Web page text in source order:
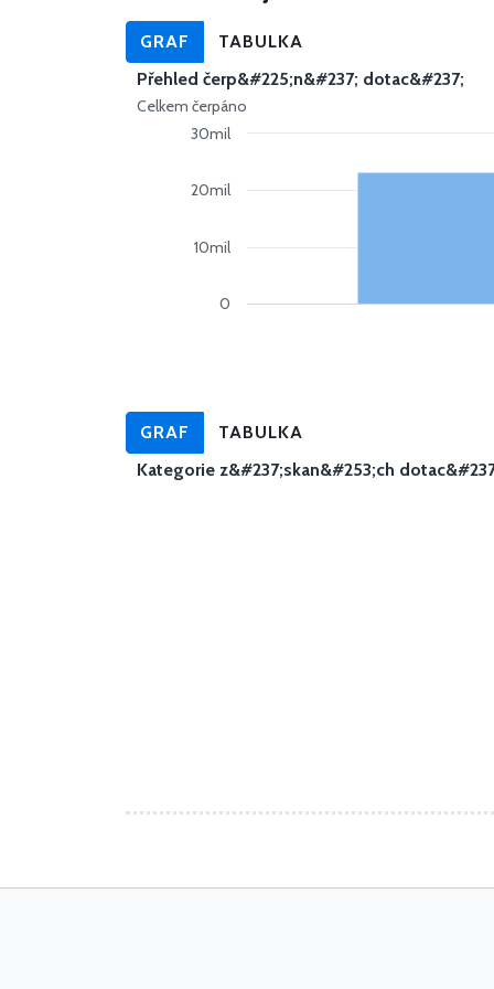
GRAF TABULKA
Celkem čerpáno
Přehled čerp&#225;n&#237; dotac&#237;
0
10mil
20mil
30mil
GRAF
TABULKA
Kategorie z&#237;skan&#253;ch